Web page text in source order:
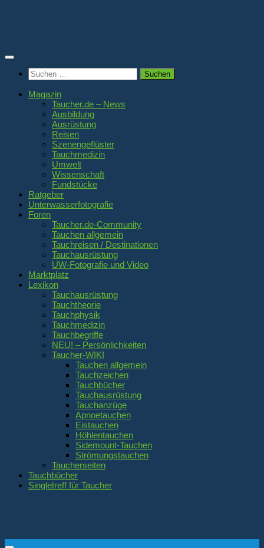
Suchen
nach:
Magazin
Taucher.de – News
Ausbildung
Ausrüstung
Reisen
Szenengeflüster
Tauchmedizin
Umwelt
Wissenschaft
Fundstücke
Ratgeber
Unterwasserfotografie
Foren
Taucher.de-Community
Tauchen allgemein
Tauchreisen / Destinationen
Tauchausrüstung
UW-Fotografie und Video
Marktplatz
Lexikon
Tauchausrüstung
Tauchtheorie
Tauchphysik
Tauchmedizin
Tauchbegriffe
NEU! – Persönlichkeiten
Taucher-WIKI
Tauchen allgemein
Tauchzeichen
Tauchbücher
Tauchausrüstung
Tauchanzüge
Apnoetauchen
Eistauchen
Höhlentauchen
Sidemount-Tauchen
Strömungstauchen
Taucherseiten
Tauchbücher
Singletreff für Taucher